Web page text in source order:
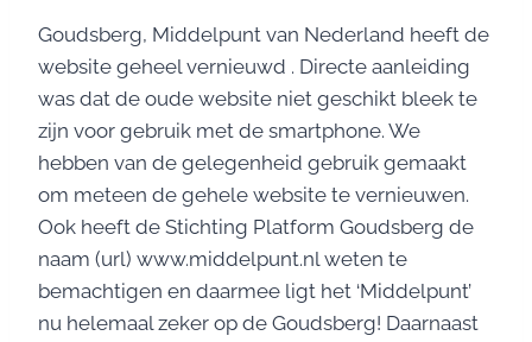
Goudsberg, Middelpunt van Nederland heeft de
website geheel vernieuwd . Directe aanleiding
was dat de oude website niet geschikt bleek te
zijn voor gebruik met de smartphone. We
hebben van de gelegenheid gebruik gemaakt
om meteen de gehele website te vernieuwen.
Ook heeft de Stichting Platform Goudsberg de
naam (url) www.middelpunt.nl weten te
bemachtigen en daarmee ligt het ‘Middelpunt’
nu helemaal zeker op de Goudsberg! Daarnaast